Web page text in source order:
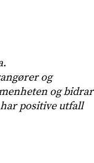
og
og bidrar
positive utfall